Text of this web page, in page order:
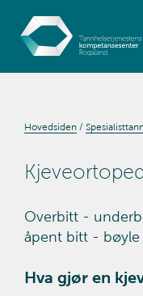
Hovedsiden
Overbitt -
åpent bitt -
Hva gjør en